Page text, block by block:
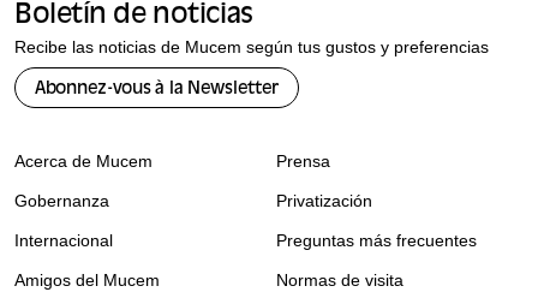
Boletín de noticias
Recibe las noticias de Mucem según tus gustos y preferencias
Abonnez-vous à la Newsletter
Acerca de Mucem
Gobernanza
Internacional
Amigos del Mucem
Prensa
Privatización
Preguntas más frecuentes
Normas de visita